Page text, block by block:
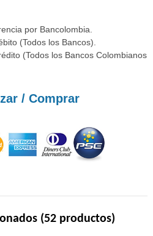
por Bancolombia.
(Todos los Bancos).
(Todos los Bancos Colombianos
/ Comprar
(52 productos)